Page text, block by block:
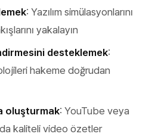
: Yazılım simülasyonlarını
yakalayın
desteklemek:
hakeme doğrudan
oluşturmak: YouTube veya
kaliteli video özetler